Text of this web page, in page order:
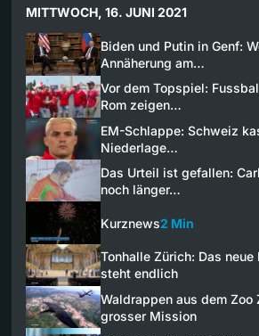
MITTWOCH, 16. JUNI 2021
Biden und Putin in Genf:
Annäherung am…
Vor dem Topspiel:
Rom zeigen…
EM-Schlappe: Schweiz
Niederlage…
Das Urteil ist gefallen:
noch länger…
Kurznews2 Min
Tonhalle Zürich: Das neue
steht endlich
Waldrappen aus dem Zoo
grosser Mission